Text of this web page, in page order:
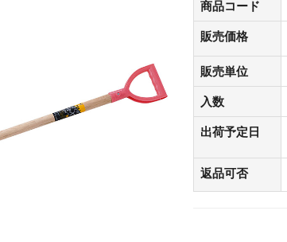
商品コード
販売価格
販売単位
入数
出荷予定日
返品可否